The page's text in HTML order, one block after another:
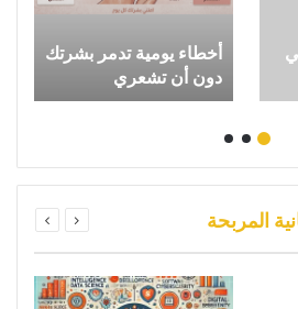
أخطاء يومية تدمر بشرتك
دون أن تشعري
المربحة